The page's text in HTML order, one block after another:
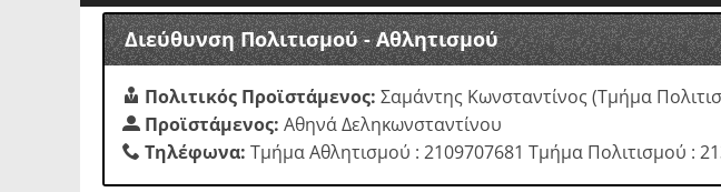
Διεύθυνση Πολιτισμού - Αθλητισμού
Πολιτικός Προϊστάμενος: Σαμάντης Κωνσταντίνος (Τμήμα
Προϊστάμενος: Αθηνά Δεληκωνσταντίνου
Τηλέφωνα: Τμήμα Αθλητισμού : 2109707681 Τμήμα Πολιτισμού :